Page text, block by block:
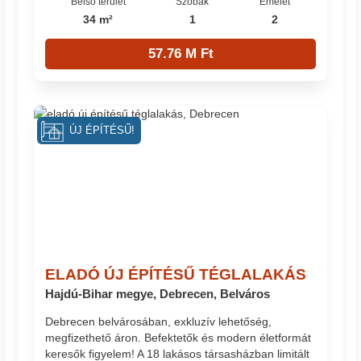
34 m² 1 2
57.76 M Ft
ELADÓ ÚJ ÉPÍTÉSŰ TÉGLALAKÁS
Hajdú-Bihar megye, Debrecen, Belváros
Debrecen belvárosában, exkluzív lehetőség,
megfizethető áron. Befektetők és modern életformát
keresők figyelem! A 18 lakásos társasházban limitált
ÚJ ÉPÍTÉSŰ!